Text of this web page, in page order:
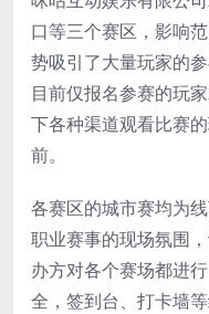
口等三个赛区，影响
势吸引了大量玩家的
目前仅报名参赛的玩
下各种渠道观看比赛
前。
各赛区的城市赛均为
职业赛事的现场氛围
办方对各个赛场都进
全，签到台、打卡墙